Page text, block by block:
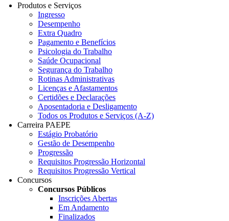
Produtos e Serviços
Ingresso
Desempenho
Extra Quadro
Pagamento e Benefícios
Psicologia do Trabalho
Saúde Ocupacional
Segurança do Trabalho
Rotinas Administrativas
Licenças e Afastamentos
Certidões e Declarações
Aposentadoria e Desligamento
Todos os Produtos e Serviços (A-Z)
Carreira PAEPE
Estágio Probatório
Gestão de Desempenho
Progressão
Requisitos Progressão Horizontal
Requisitos Progressão Vertical
Concursos
Concursos Públicos
Inscrições Abertas
Em Andamento
Finalizados